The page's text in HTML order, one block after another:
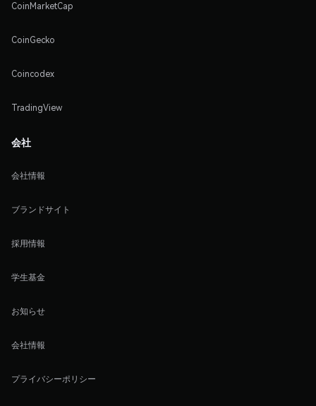
CoinMarketCap
CoinGecko
Coincodex
TradingView
会社
会社情報
ブランドサイト
採用情報
学生基金
お知らせ
会社情報
プライバシーポリシー